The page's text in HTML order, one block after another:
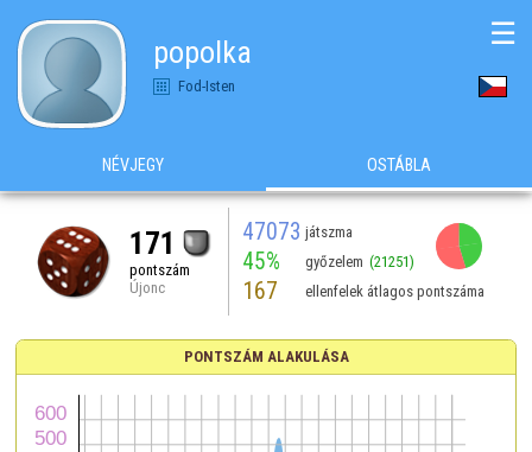
popolka
Fod-Isten
☰
NÉVJEGY OSTÁBLA
171
pontszám
Újonc
47073 játszma
45% győzelem (21251)
167 ellenfelek átlagos pontszáma
PONTSZÁM ALAKULÁSA